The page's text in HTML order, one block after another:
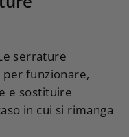
serrature
funzionare,
e sostituire
in cui si rimanga